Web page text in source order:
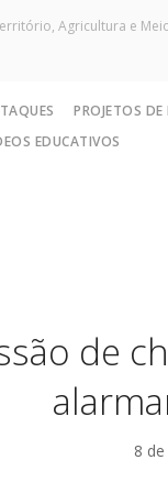
Agricultura e
PROJETOS
EDUCATIVOS
de
8